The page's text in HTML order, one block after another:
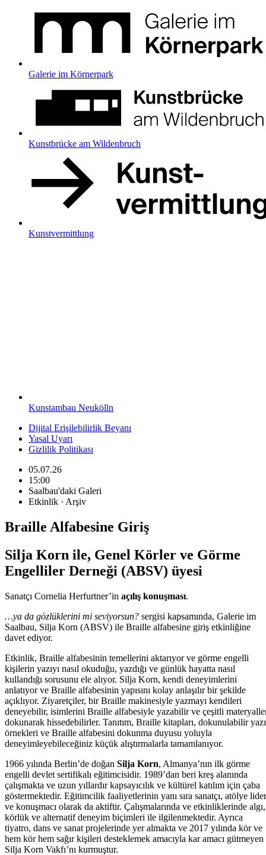
Galerie im Körnerpark
Kunstbrücke am Wildenbruch
Kunstvermittlung
Kunstambau Neukölln
Dijital Erişilebilirlik Beyanı
Yasal Uyarı
Gizlilik Politikası
05.07.26
15:00
Saalbau'daki Galeri
Etkinlik · Arşiv
Braille Alfabesine Giriş
Silja Korn ile, Genel Körler ve Görme
Engelliler Derneği (ABSV) üyesi
Sanatçı Cornelia Herfurtner’in açılış konuşması.
…ya da gözlüklerini mi seviyorsun? sergisi kapsamında, Galerie im
Saalbau, Silja Korn (ABSV) ile Braille alfabesine giriş etkinliğine
davet ediyor.
Etkinlik, Braille alfabesinin temellerini aktarıyor ve görme engelli
kişilerin yazıyı nasıl okuduğu, yazdığı ve günlük hayatta nasıl
kullandığı sorusunu ele alıyor. Silja Korn, kendi deneyimlerini
anlatıyor ve Braille alfabesinin yapısını kolay anlaşılır bir şekilde
açıklıyor. Ziyaretçiler, bir Braille makinesiyle yazmayı kendileri
deneyebilir, isimlerini Braille alfabesiyle yazabilir ve çeşitli
dokunarak hissedebilirler. Tanıtım, Braille kitapları, dokunulabilir yazı
örnekleri ve Braille alfabesini dokunma duyusu yoluyla
deneyimleyebileceğiniz küçük alıştırmalarla tamamlanıyor.
1966 yılında Berlin’de doğan Silja Korn, Almanya’nın ilk görme
engelli devlet sertifikalı eğitimcisidir. 1989’dan beri kreş alanında
çalışmakta ve uzun yıllardır kapsayıcılık ve kültürel katılım için çaba
göstermektedir. Eğitimcilik faaliyetlerinin yanı sıra sanatçı, atölye
ve konuşmacı olarak da aktiftir. Çalışmalarında ve etkinliklerinde algı,
körlük ve alternatif deneyim biçimleri ile ilgilenmektedir. Ayrıca
tiyatro, dans ve sanat projelerinde yer almakta ve 2017 yılında kör ve
hem kör hem sağır kişileri desteklemek amacıyla kar amacı gütmeyen
Silja Korn Vakfı’nı kurmuştur.